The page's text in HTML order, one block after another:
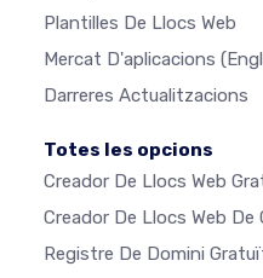
Plantilles De Llocs Web
Mercat D'aplicacions
Darreres Actualitzacions
Totes les opcions
Creador De Llocs Web
Creador De Llocs Web
Registre De Domini